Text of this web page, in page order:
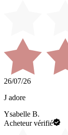
26/07/26
J adore
Ysabelle B.
Acheteur vérifié